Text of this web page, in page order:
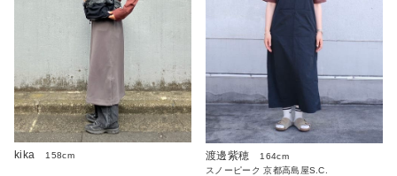
kika 158cm 渡邊紫穂
164cm
スノーピーク 京都高島屋S.C.